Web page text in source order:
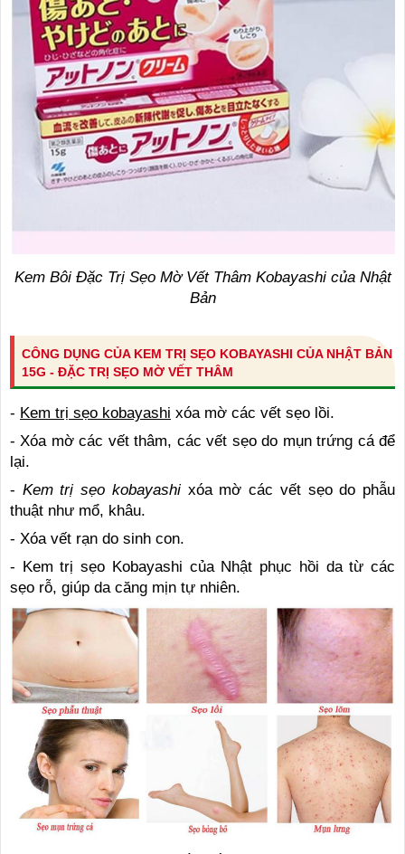
Kem Bôi Đặc Trị Sẹo Mờ Vết Thâm Kobayashi của Nhật
Bản
CÔNG DỤNG CỦA KEM TRỊ SẸO KOBAYASHI CỦA NHẬT BẢN
15G - ĐẶC TRỊ SẸO MỜ VẾT THÂM
- Kem trị sẹo kobayashi xóa mờ các vết sẹo lồi.
- Xóa mờ các vết thâm, các vết sẹo do mụn trứng cá để
lại.
- Kem trị sẹo kobayashixóa mờ các vết sẹo do phẫu
thuật như mổ, khâu.
- Xóa vết rạn do sinh con.
- Kem trị sẹo Kobayashi của Nhật phục hồi da từ các
sẹo rỗ, giúp da căng mịn tự nhiên.